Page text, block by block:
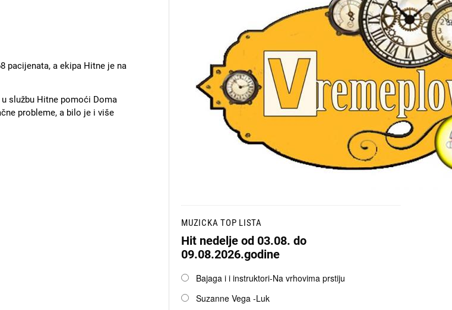
pacijenata, a ekipa Hitne je na
službu Hitne pomoći Doma
probleme, a bilo je i više
MUZICKA TOP LISTA
Hit nedelje od 03.08. do
09.08.2026.godine
OpcijeBajaga i i instruktori-Na vrhovima prstiju
Suzanne Vega -Luk